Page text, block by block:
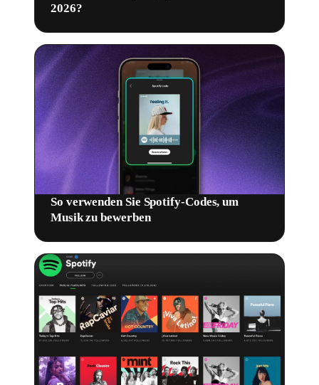
2026?
So verwenden Sie Spotify-Codes, um
Musik zu bewerben